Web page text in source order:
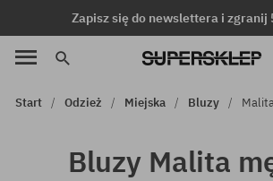
Zapisz się do newslettera i zgranij
Start Odzież Miejska Bluzy
Bluzy Malita